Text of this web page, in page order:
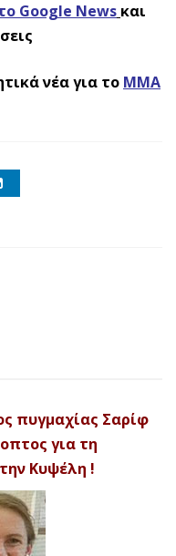
Google News και
νέα για το ΜΜΑ
πυγμαχίας Σαρίφ
για τη
Κυψέλη !